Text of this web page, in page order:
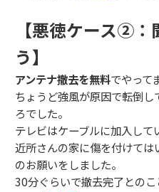
【悪徳ケース②
う】
アンテナ撤去を無料でやって
ちょうど強風が原因で転倒
ろでした。
テレビはケーブルに加入し
近所さんの家に傷を付けて
のお願いをしました。
30分ぐらいで撤去完了との